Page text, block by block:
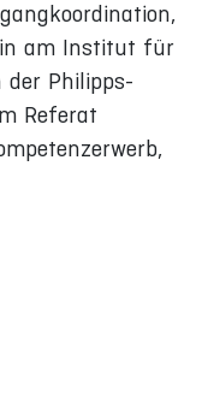
am Institut für
der Philipps-
Referat